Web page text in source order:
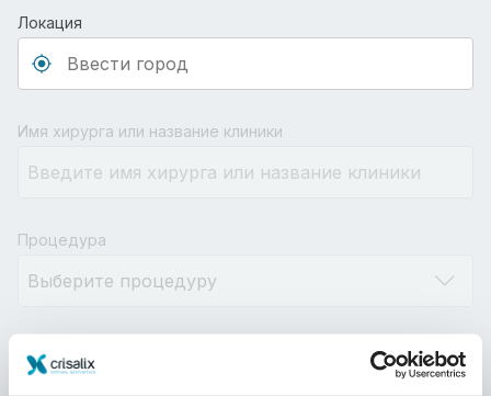
Локация
Имя хирурга или название клиники
Процедура